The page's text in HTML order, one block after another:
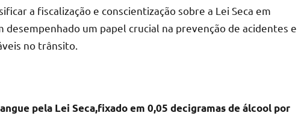
a fiscalização e conscientização sobre a Lei Seca em
um papel crucial na prevenção de acidentes e
no trânsito.
pela Lei Seca,fixado em 0,05 decigramas de álcool por